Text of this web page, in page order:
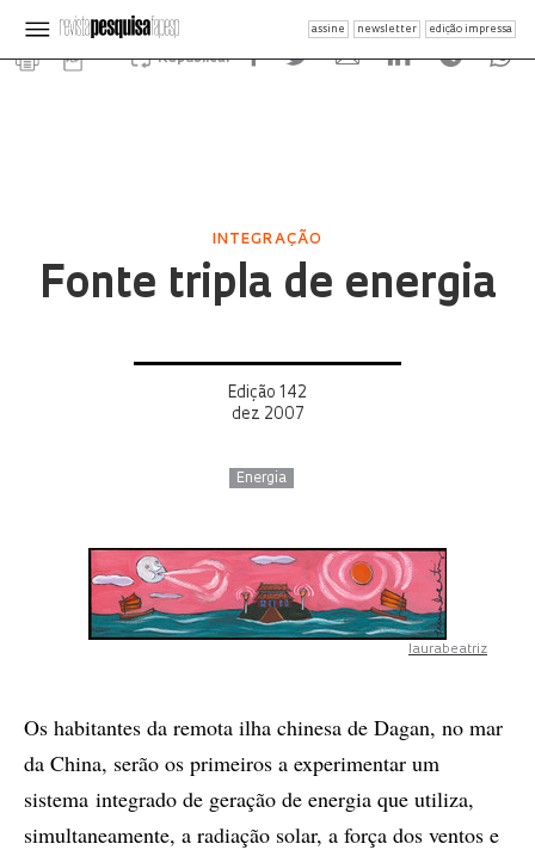
assine newsletter edição impressa
Republicar
INTEGRAÇÃO
Fonte tripla de energia
Edição 142
dez 2007
Energia
laurabeatriz
Os habitantes da remota ilha chinesa de Dagan, no mar
da China, serão os primeiros a experimentar um
sistema integrado de geração de energia que utiliza,
simultaneamente, a radiação solar, a força dos ventos e